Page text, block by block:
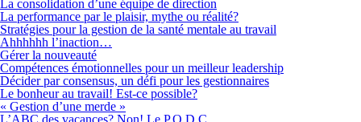
La consolidation d’une équipe de direction
La performance par le plaisir, mythe ou réalité?
Stratégies pour la gestion de la santé mentale au travail
Ahhhhhh l’inaction…
Gérer la nouveauté
Compétences émotionnelles pour un meilleur leadership
Décider par consensus, un défi pour les gestionnaires
Le bonheur au travail! Est-ce possible?
« Gestion d’une merde »
L’ABC des vacances? Non! Le P.O.D.C